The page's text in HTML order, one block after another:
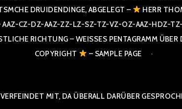
DRUIDENDINGE, ABGELEGT –
HERR
CZ-DZ-AAZ-ZZ-LZ-SZ-TZ-VZ-OZ-AAZ-HDZ-TZ-
RICHTUNG – WEISSES PENTAGRAMM ÜBER
PYRIGHT
– SAMPLE PAGE
VERFEINDET MIT, DA ÜBERALL DARÜBER